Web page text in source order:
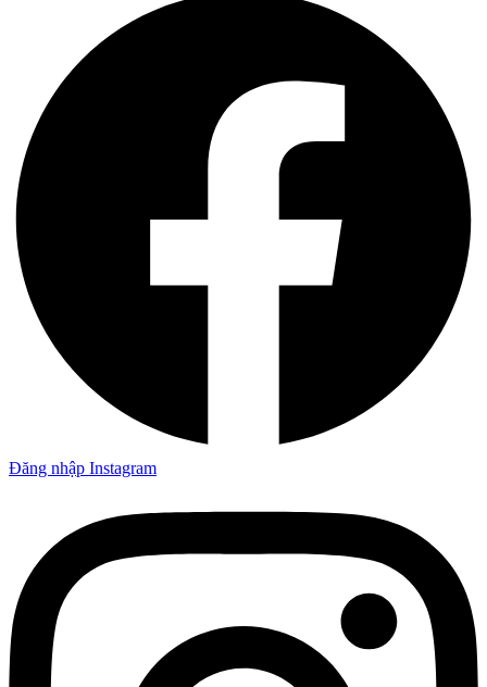
Đăng nhập Instagram